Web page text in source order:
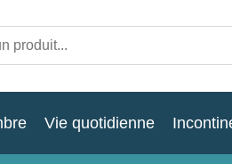
Vie quotidienne